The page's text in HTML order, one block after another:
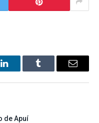
LinkedInTumblr
E-
de Apuí